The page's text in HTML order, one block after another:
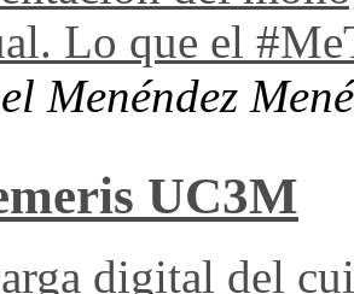
Lo que el
Menéndez
UC3M
digital del